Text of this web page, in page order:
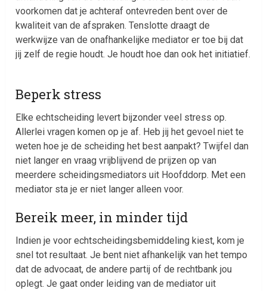
voorkomen dat je achteraf ontevreden bent over de
kwaliteit van de afspraken. Tenslotte draagt de
werkwijze van de onafhankelijke mediator er toe bij dat
jij zelf de regie houdt. Je houdt hoe dan ook het initiatief.
Beperk stress
Elke echtscheiding levert bijzonder veel stress op.
Allerlei vragen komen op je af. Heb jij het gevoel niet te
weten hoe je de scheiding het best aanpakt? Twijfel dan
niet langer en vraag vrijblijvend de prijzen op van
meerdere scheidingsmediators uit Hoofddorp. Met een
mediator sta je er niet langer alleen voor.
Bereik meer, in minder tijd
Indien je voor echtscheidingsbemiddeling kiest, kom je
snel tot resultaat. Je bent niet afhankelijk van het tempo
dat de advocaat, de andere partij of de rechtbank jou
oplegt. Je gaat onder leiding van de mediator uit